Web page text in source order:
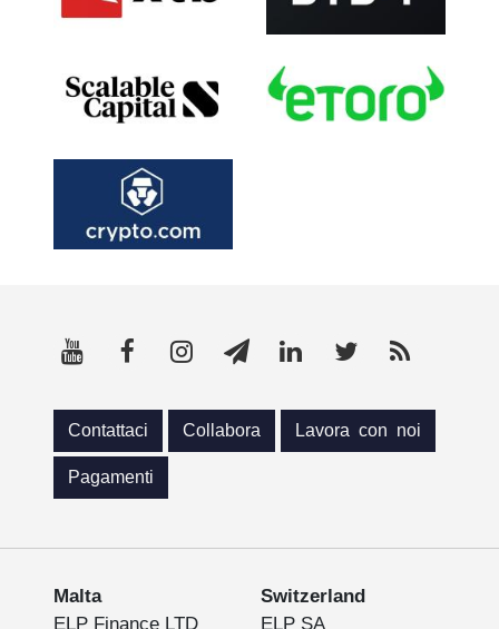
Contattaci Collabora Lavora con noi
Pagamenti
Malta
ELP Finance LTD
Switzerland
ELP SA